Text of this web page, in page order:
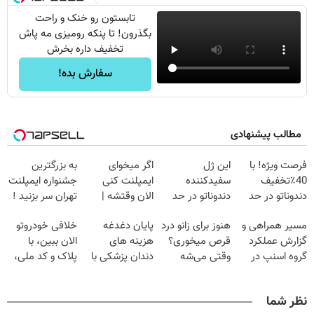
تابستون رو خنک و راحت
بگذرون! تا پنکه رومیزی مه پاش
تخفیف داره بخرش
سفارش بده!
مطالب پیشنهادی
فرصت ویژه! با
40٪تخفیف
دندوناتو در حد
کن
این ژل
سفیدکننده
دندوناتو در حد
میکنه
(40%تخفیف)
اگر میخوای
ایمپلنت کنی
الان وقتشه |
میلیون تومان!!!
به بزرگترین
جشنواره ایمپلنت
تهران سر بزنید !
میلیون !
مسیر همراهی و
گزارش عملکرد
گروه اسنپ در
هنوز برای زانو درد
قرص میخوری؟
وقتی می‌شه
پایان دغدغه
هزینه های
دندان پزشکی با
خلافی خودروتو
الان ببین، با
پلاک و کد ملی،
نظر شما